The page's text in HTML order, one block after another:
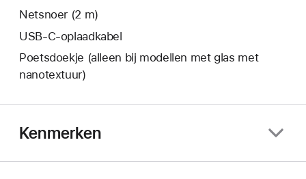
Netsnoer (2 m)
USB‑C-oplaadkabel
Poetsdoekje (alleen bij modellen met glas met
nanotextuur)
Kenmerken